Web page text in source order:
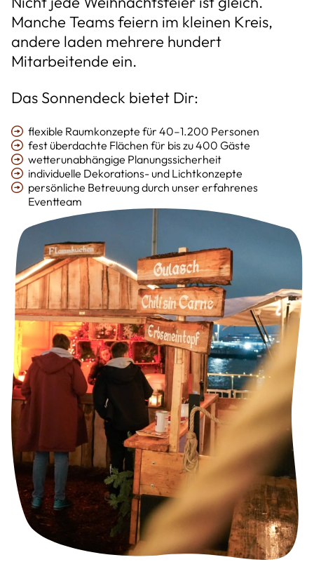
Manche Teams feiern im kleinen Kreis,
andere laden mehrere hundert
Mitarbeitende ein.
Das Sonnendeck bietet Dir:
flexible Raumkonzepte für 40–1.200 Personen
fest überdachte Flächen für bis zu 400 Gäste
wetterunabhängige Planungssicherheit
individuelle Dekorations- und Lichtkonzepte
persönliche Betreuung durch unser erfahrenes
Eventteam